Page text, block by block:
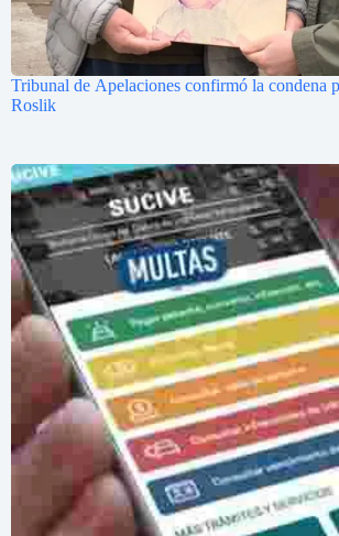
Tribunal de Apelaciones confirmó la condena
Roslik